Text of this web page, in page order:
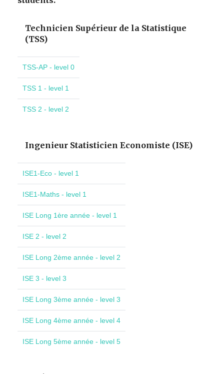
Technicien Supérieur de la Statistique
(TSS)
TSS-AP - level 0
TSS 1 - level 1
TSS 2 - level 2
Ingenieur Statisticien Economiste (ISE)
ISE1-Eco - level 1
ISE1-Maths - level 1
ISE Long 1ère année - level 1
ISE 2 - level 2
ISE Long 2ème année - level 2
ISE 3 - level 3
ISE Long 3ème année - level 3
ISE Long 4ème année - level 4
ISE Long 5ème année - level 5